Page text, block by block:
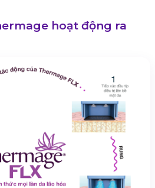
hoạt động ra